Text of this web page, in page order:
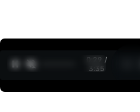
0:30 /
3:35